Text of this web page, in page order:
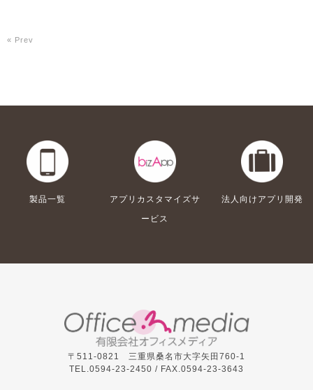
« Prev
製品一覧
アプリカスタマイズサ
ービス
法人向けアプリ開発
〒511-0821 三重県桑名市大字矢田760-1
TEL.0594-23-2450 / FAX.0594-23-3643